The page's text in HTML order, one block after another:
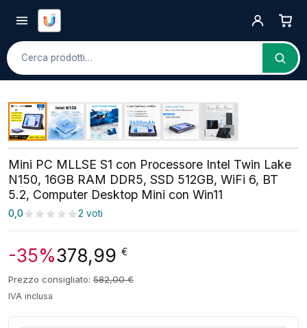
Cerca
Mini PC MLLSE S1 con Processore Intel Twin Lake
N150, 16GB RAM DDR5, SSD 512GB, WiFi 6, BT
5.2, Computer Desktop Mini con Win11
0,0 2 voti
-35%378,99 €
Prezzo consigliato: 582,00€
IVA inclusa